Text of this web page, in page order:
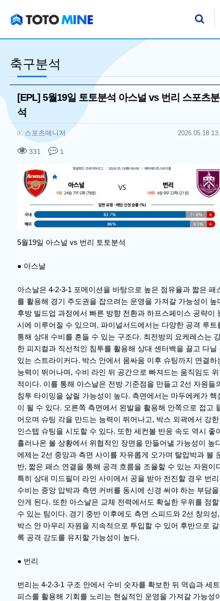
축구분석
[EPL] 5월19일 토토분석 아스널 vs 번리 스포츠분
석
작성자 정보
스포츠매니저 작성 작성일
2026.05.18
컨텐츠 정보
331 조회 1
본문
5월19일 아스널 vs 번리 토토분석
● 아스날
아스날은 4-2-3-1 포메이션을 바탕으로 높은 점유율과 짧은 패
를 활용해 경기 주도권을 잡으려는 운영을 가져갈 가능성이 높
후방 빌드업 과정에서 빠른 방향 전환과 하프스페이스 공략이
시에 이루어질 수 있으며, 파이널서드에서는 다양한 공격 루트
통해 상대 수비를 흔들 수 있는 구조다. 최전방의 요케레스는
한 피지컬과 직선적인 침투를 활용해 상대 센터백을 끌고 다닐
있는 스트라이커다. 박스 안에서 몸싸움 이후 슈팅까지 연결하
능력이 뛰어나며, 수비 라인 뒤 공간으로 빠져드는 움직임도
적이다. 이를 통해 아스날은 전방 기준점을 만들고 2선 자원들
침투 타이밍을 살릴 가능성이 높다. 측면에서는 마두에케가 핵
이 될 수 있다. 오른쪽 측면에서 왼발을 활용해 안쪽으로 접고
어오며 슈팅 각을 만드는 능력이 뛰어나고, 박스 외곽에서 강한
인스텝 슈팅을 시도할 수 있다. 또한 세컨볼 반응 속도 역시 좋
흘러나온 볼 상황에서 위협적인 장면을 만들어낼 가능성이 높
에제는 2선 중앙과 측면 사이를 자유롭게 오가며 탈압박과 볼
반, 짧은 패스 연결을 통해 공격 흐름을 조율할 수 있는 자원이
특히 상대 미드필더 라인 사이에서 공을 받아 전진할 경우 번리
수비는 중앙 압박과 측면 커버를 동시에 신경 써야 하는 부담을
안게 된다. 또한 아스날은 교체 전력에서도 확실한 우위를 점할
수 있는 팀이다. 경기 중반 이후에도 측면 스피드와 2선 창의성,
박스 안 마무리 자원을 지속적으로 투입할 수 있어 후반으로
록 공격 강도를 유지할 가능성이 높다.
● 번리
번리는 4-2-3-1 구조 안에서 수비 숫자를 확보한 뒤 역습과 세트
피스를 활용해 기회를 노리는 현실적인 운영을 가져갈 가능성